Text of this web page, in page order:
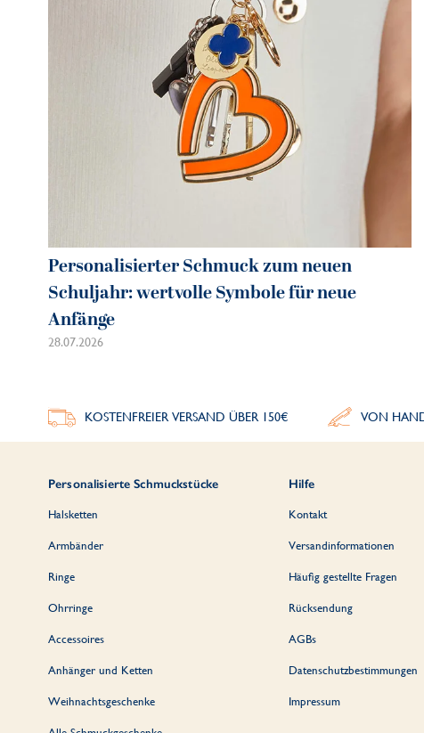
Personalisierter Schmuck zum neuen
Schuljahr: wertvolle Symbole für neue
Anfänge
28.07.2026
KOSTENFREIER VERSAND ÜBER 150€ VON
Personalisierte Schmuckstücke
Halsketten
Armbänder
Ringe
Ohrringe
Accessoires
Anhänger und Ketten
Weihnachtsgeschenke
Hilfe
Kontakt
Versandinformationen
Häufig gestellte Fragen
Rücksendung
AGBs
Datenschutzbestimmungen
Impressum